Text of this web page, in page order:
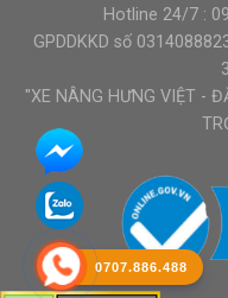
Hotline 24/7 :
GPDDKKD số
"XE NÂNG HƯNG VIỆT -
0707.886.488